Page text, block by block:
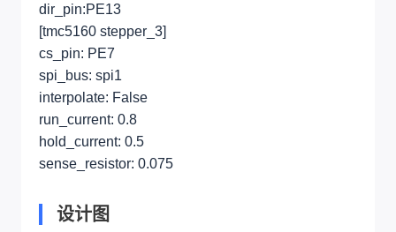
dir_pin:PE13
[tmc5160 stepper_3]
cs_pin: PE7
spi_bus: spi1
interpolate: False
run_current: 0.8
hold_current: 0.5
sense_resistor: 0.075
设计图